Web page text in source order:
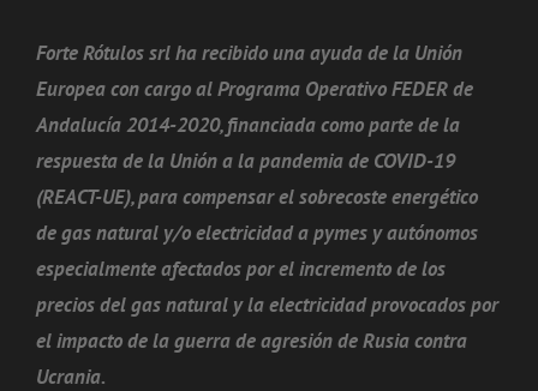
Forte Rótulos srl ha recibido una ayuda de la Unión
Europea con cargo al Programa Operativo FEDER de
Andalucía 2014-2020, financiada como parte de la
respuesta de la Unión a la pandemia de COVID-19
(REACT-UE), para compensar el sobrecoste energético
de gas natural y/o electricidad a pymes y autónomos
especialmente afectados por el incremento de los
precios del gas natural y la electricidad provocados por
el impacto de la guerra de agresión de Rusia contra
Ucrania.